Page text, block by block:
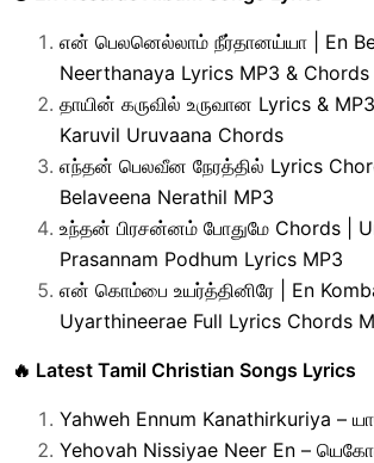
என் பெலனெல்லாம் நீர்தானய்யா | En
Neerthanaya Lyrics MP3 & Chords
தாயின் கருவில் உருவான Lyrics &
Karuvil Uruvaana Chords
எந்தன் பெலவீன நேரத்தில் Lyrics
Belaveena Nerathil MP3
உந்தன் பிரசன்னம் போதுமே Chords |
Prasannam Podhum Lyrics MP3
என் கொம்பை உயர்த்தினிரே | En
Uyarthineerae Full Lyrics Chords
🔥 Latest Tamil Christian Songs Lyrics
Yahweh Ennum Kanathirkuriya –
Yehovah Nissiyae Neer En –